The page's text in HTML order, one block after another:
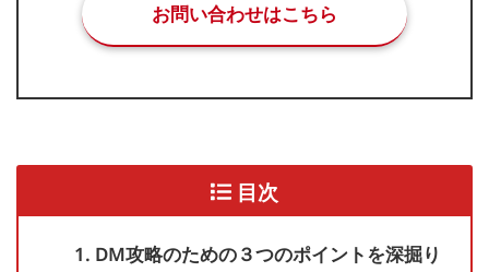
お問い合わせはこちら
目次
1. DM攻略のための３つのポイントを深掘り